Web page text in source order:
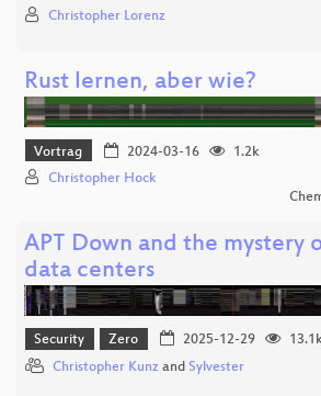
Christopher Lorenz
Rust lernen, aber wie?
Vortrag 2024-03-16
1.2k
Christopher Hock
APT Down and the mystery
data centers
Security Zero 2025-12-29
Christopher Kunz and Sylvester